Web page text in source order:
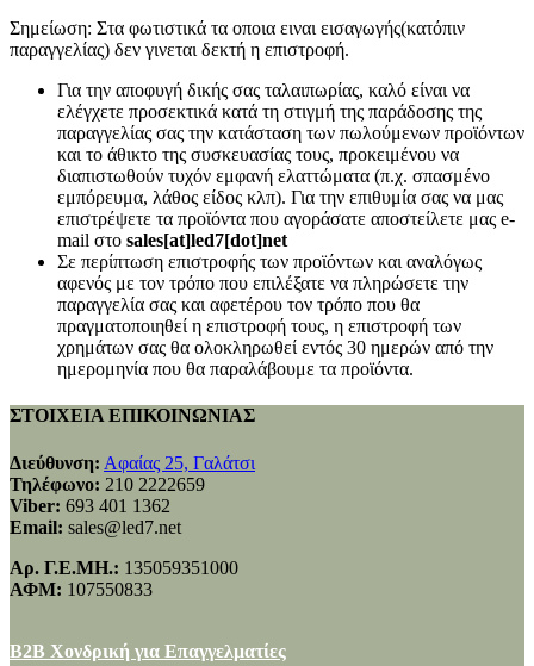
Σημείωση: Στα φωτιστικά τα οποια ειναι εισαγωγής(κατόπιν
παραγγελίας) δεν γινεται δεκτή η επιστροφή.
Για την αποφυγή δικής σας ταλαιπωρίας, καλό είναι να
ελέγχετε προσεκτικά κατά τη στιγμή της παράδοσης της
παραγγελίας σας την κατάσταση των πωλούμενων προϊόντων
και το άθικτο της συσκευασίας τους, προκειμένου να
διαπιστωθούν τυχόν εμφανή ελαττώματα (π.χ. σπασμένο
εμπόρευμα, λάθος είδος κλπ). Για την επιθυμία σας να μας
επιστρέψετε τα προϊόντα που αγοράσατε αποστείλετε μας e-
mail στο sales[at]led7[dot]net
Σε περίπτωση επιστροφής των προϊόντων και αναλόγως
αφενός με τον τρόπο που επιλέξατε να πληρώσετε την
παραγγελία σας και αφετέρου τον τρόπο που θα
πραγματοποιηθεί η επιστροφή τους, η επιστροφή των
χρημάτων σας θα ολοκληρωθεί εντός 30 ημερών από την
ημερομηνία που θα παραλάβουμε τα προϊόντα.
ΣΤΟΙΧΕΙΑ ΕΠΙΚΟΙΝΩΝΙΑΣ
Διεύθυνση: Αφαίας 25, Γαλάτσι
Τηλέφωνο: 210 2222659
Viber: 693 401 1362
Email: sales@led7.net
Αρ. Γ.Ε.ΜΗ.: 135059351000
ΑΦΜ: 107550833
B2B Χονδρική για Επαγγελματίες